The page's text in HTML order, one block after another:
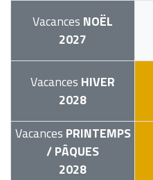
Vacances NOËL
2027
Vacances HIVER
2028
Vacances PRINTEMPS
/ PÂQUES
2028